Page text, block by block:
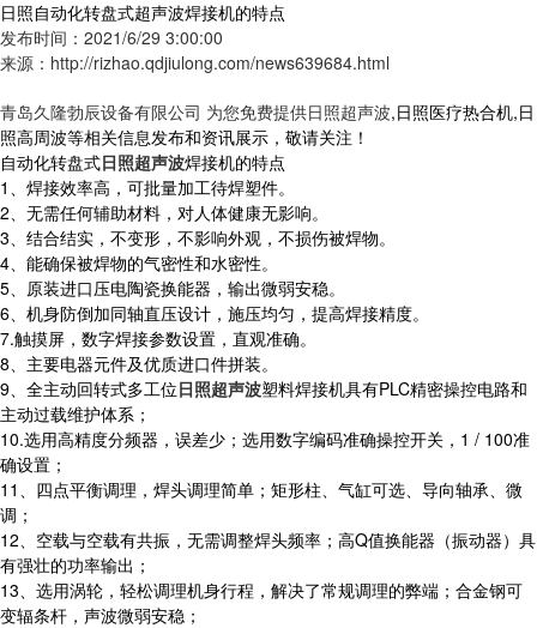
日照自动化转盘式超声波焊接机的特点
发布时间：2021/6/29 3:00:00
来源：http://rizhao.qdjiulong.com/news639684.html
青岛久隆勃辰设备有限公司 为您免费提供日照超声波,日照医疗热合机,日
照高周波等相关信息发布和资讯展示，敬请关注！
自动化转盘式日照超声波焊接机的特点
1、焊接效率高，可批量加工待焊塑件。
2、无需任何辅助材料，对人体健康无影响。
3、结合结实，不变形，不影响外观，不损伤被焊物。
4、能确保被焊物的气密性和水密性。
5、原装进口压电陶瓷换能器，输出微弱安稳。
6、机身防倒加同轴直压设计，施压均匀，提高焊接精度。
7.触摸屏，数字焊接参数设置，直观准确。
8、主要电器元件及优质进口件拼装。
9、全主动回转式多工位日照超声波塑料焊接机具有PLC精密操控电路和
主动过载维护体系；
10.选用高精度分频器，误差少；选用数字编码准确操控开关，1 / 100准
确设置；
11、四点平衡调理，焊头调理简单；矩形柱、气缸可选、导向轴承、微
调；
12、空载与空载有共振，无需调整焊头频率；高Q值换能器（振动器）具
有强壮的功率输出；
13、选用涡轮，轻松调理机身行程，解决了常规调理的弊端；合金钢可
变辐条杆，声波微弱安稳；